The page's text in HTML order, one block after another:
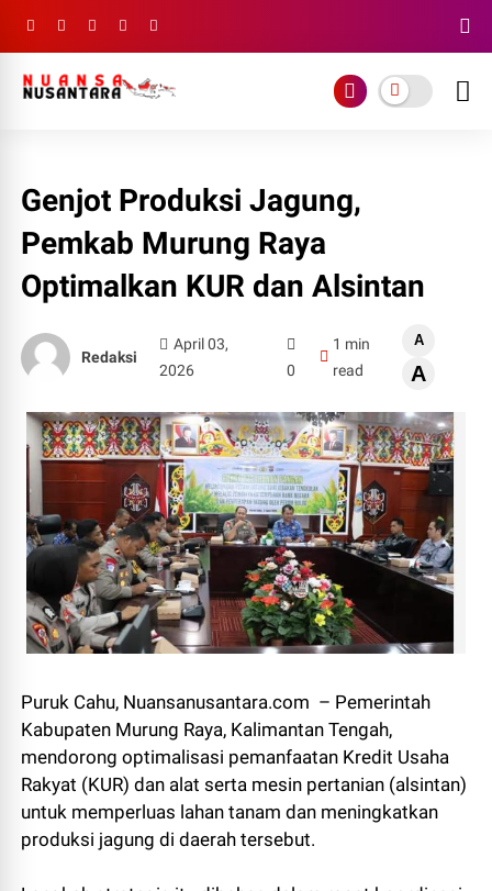
Genjot Produksi Jagung,
Pemkab Murung Raya
Optimalkan KUR dan Alsintan
Redaksi
April 03,
2026
0
1 min
read
A
A
Puruk Cahu, Nuansanusantara.com – Pemerintah
Kabupaten Murung Raya, Kalimantan Tengah,
mendorong optimalisasi pemanfaatan Kredit Usaha
Rakyat (KUR) dan alat serta mesin pertanian (alsintan)
untuk memperluas lahan tanam dan meningkatkan
produksi jagung di daerah tersebut.